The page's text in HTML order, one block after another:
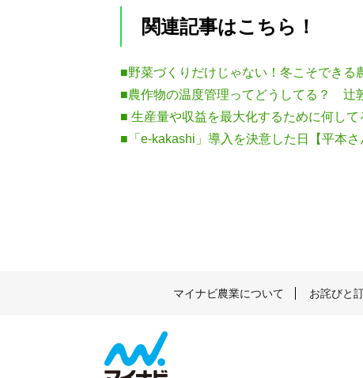
関連記事はこちら！
■野菜づくりだけじゃない！冬こそでき
■農作物の温度管理ってどうしてる？ 辻
■ 生産量や収益を最大化するために何し
■「e-kakashi」導入を決意した日【平本さ
マイナビ農業について お詫びと